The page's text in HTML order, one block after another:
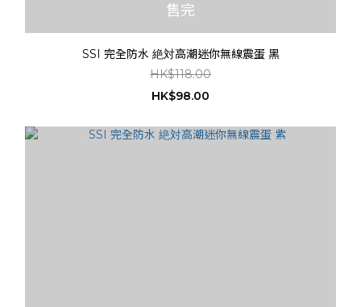
售完
SSI 完全防水 絶対高潮迷你無線震蛋 黑
HK$118.00
HK$98.00